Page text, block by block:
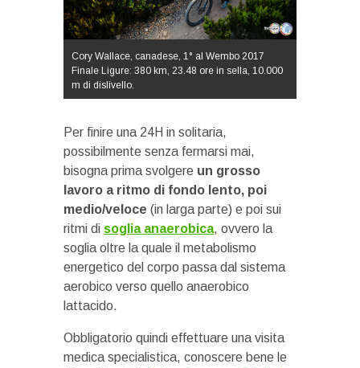
Cory Wallace, canadese, 1° al Wembo 2017
Finale Ligure: 380 km, 23.48 ore in sella, 10.000
m di dislivello.
Per finire una 24H in solitaria,
possibilmente senza fermarsi mai,
bisogna prima svolgere un grosso
lavoro a ritmo di fondo lento, poi
medio/veloce (in larga parte) e poi sui
ritmi di soglia anaerobica, ovvero la
soglia oltre la quale il metabolismo
energetico del corpo passa dal sistema
aerobico verso quello anaerobico
lattacido.
Obbligatorio quindi effettuare una visita
medica specialistica, conoscere bene le